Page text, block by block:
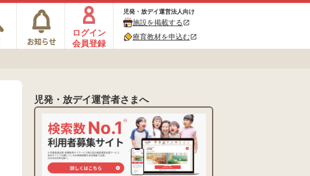
ログイン
会員登録
児発・放デイ運営法人向け
施設を掲載するopen_in_new
療育教材を申込むopen_in_new
児発・放デイ運営者さまへ